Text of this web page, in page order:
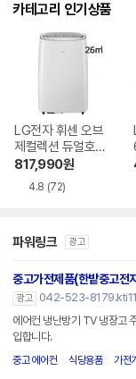
카테고리 인기상품
LG전자 휘센 오브
제컬렉션 듀얼호스
PQ08FDWBS
817,990원
4.8 (72)
파워링크 광고
중고가전제품(한밭중고전
광고
042-523-
에어컨 냉난방기 TV 냉장고
입합니다.
중고 에어컨 식당용품 가전